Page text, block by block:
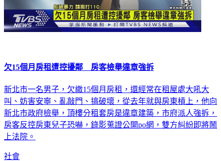
欠15個月房租遭控擾鄰 房客檢舉違章強拆
新北市一名男子，欠繳15個月房租，還經常在租屋處大吼大
叫、妨害安寧、亂敲門、搞破壞，從去年就與房東槓上，他向
新北市政府檢舉，頂樓分租套房是違章建築，市府派人強拆，
房客反控房東兒子恐嚇，錄影蒐證公開po網，雙方糾紛即將鬧
上法院。
社會